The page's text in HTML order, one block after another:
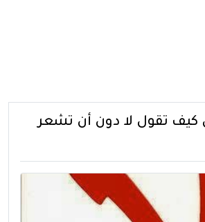
كيف تقول لا دون أن تشعر